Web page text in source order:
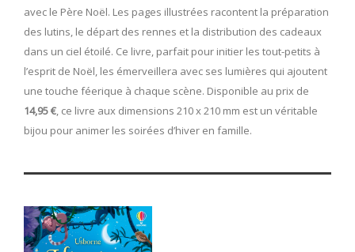
avec le Père Noël. Les pages illustrées racontent la préparation
des lutins, le départ des rennes et la distribution des cadeaux
dans un ciel étoilé. Ce livre, parfait pour initier les tout-petits à
l’esprit de Noël, les émerveillera avec ses lumières qui ajoutent
une touche féerique à chaque scène. Disponible au prix de
14,95 €, ce livre aux dimensions 210 x 210 mm est un véritable
bijou pour animer les soirées d’hiver en famille.